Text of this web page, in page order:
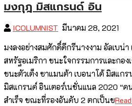
มงกุฎ มิสแกรนด์ อิน
ICOLUMNIST มีนาคม 28, 2021
มงลงอย่างสมศักดิ์ดีกรีนางงาม อัลเบน่
สหรัฐอเมริกา ชนะใจกรรมการและกอ
ชนะตัวเต็ง ซาแมนต้า เบอนาโด้ มิสแก
มิสแกรนด์ อินเตอร์เนชั่นแนล 2020 “ค
สำเร็จ ขณะที่รองอันดับ 2 ตกเป็นข